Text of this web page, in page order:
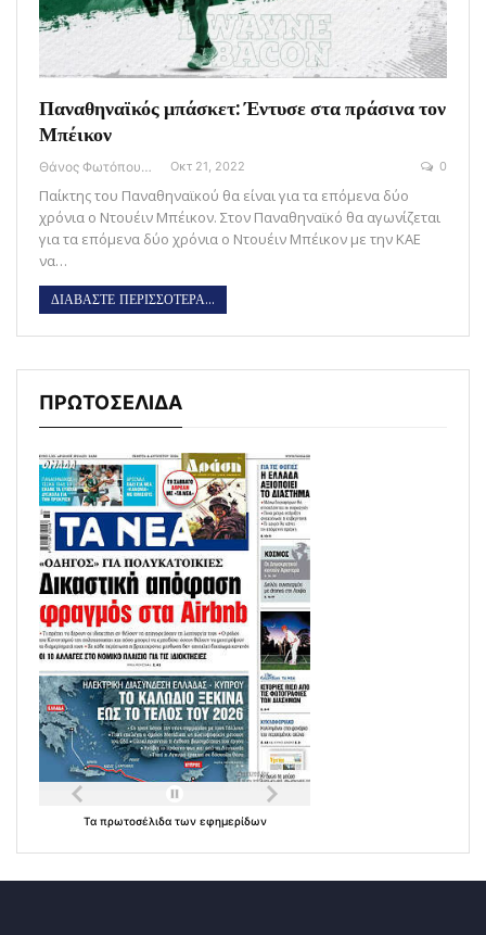
Παναθηναϊκός μπάσκετ: Έντυσε στα πράσινα τον
Μπέικον
Θάνος Φωτόπουλος Οκτ 21, 2022 0
Παίκτης του Παναθηναϊκού θα είναι για τα επόμενα δύο
χρόνια ο Ντουέιν Μπέικον. Στον Παναθηναϊκό θα αγωνίζεται
για τα επόμενα δύο χρόνια ο Ντουέιν Μπέικον με την ΚΑΕ
να…
ΔΙΑΒΑΣΤΕ ΠΕΡΙΣΣΟΤΕΡΑ...
ΠΡΩΤΟΣΕΛΙΔΑ
Τα πρωτοσέλιδα των εφημερίδων